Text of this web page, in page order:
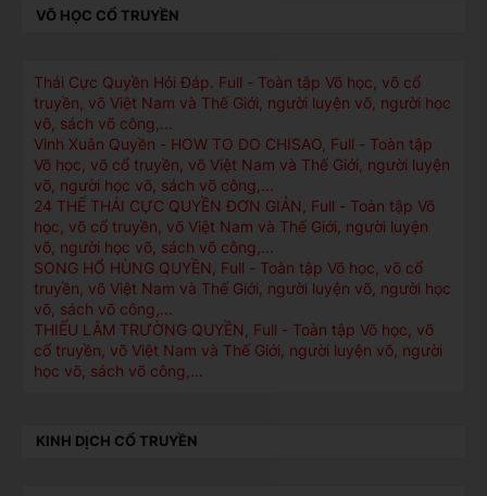
VÕ HỌC CỔ TRUYỀN
Thái Cực Quyền Hỏi Ðáp. Full - Toàn tập Võ học, võ cổ
truyền, võ Việt Nam và Thế Giới, người luyện võ, người học
võ, sách võ công,...
Vinh Xuân Quyền - HOW TO DO CHISAO, Full - Toàn tập
Võ học, võ cổ truyền, võ Việt Nam và Thế Giới, người luyện
võ, người học võ, sách võ công,...
24 THẾ THÁI CỰC QUYỀN ĐƠN GIẢN, Full - Toàn tập Võ
học, võ cổ truyền, võ Việt Nam và Thế Giới, người luyện
võ, người học võ, sách võ công,...
SONG HỔ HÙNG QUYỀN, Full - Toàn tập Võ học, võ cổ
truyền, võ Việt Nam và Thế Giới, người luyện võ, người học
võ, sách võ công,...
THIẾU LÂM TRƯỜNG QUYỀN, Full - Toàn tập Võ học, võ
cổ truyền, võ Việt Nam và Thế Giới, người luyện võ, người
học võ, sách võ công,...
KINH DỊCH CỔ TRUYỀN